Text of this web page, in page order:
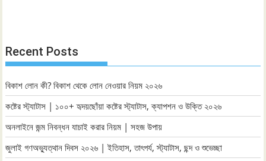
Recent Posts
বিকাশ লোন কী? বিকাশ থেকে লোন নেওয়ার নিয়ম ২০২৬
কষ্টের স্ট্যাটাস | ১০০+ হৃদয়ছোঁয়া কষ্টের স্ট্যাটাস, ক্যাপশন ও উক্তি ২০২৬
অনলাইনে জন্ম নিবন্ধন যাচাই করার নিয়ম | সহজ উপায়
জুলাই গণঅভ্যুত্থান দিবস ২০২৬ | ইতিহাস, তাৎপর্য, স্ট্যাটাস, ছন্দ ও শুভেচ্ছা